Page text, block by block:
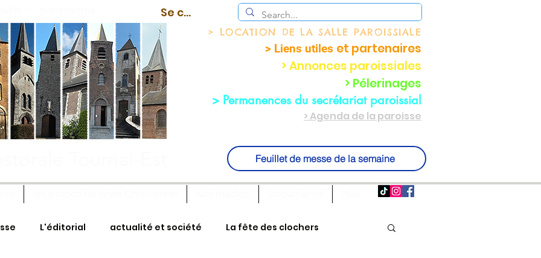
Se connecter
> LOCATION DE LA SALLE PAROISSIALE
> Liens utiles et partenaires
> Annonces paroissiales
> Pélerinages
> Permanences du secrétariat paroissial
> Agenda de la paroisse
Feuillet de messe de la semaine
L'éditorial actualité et société La fête des clochers